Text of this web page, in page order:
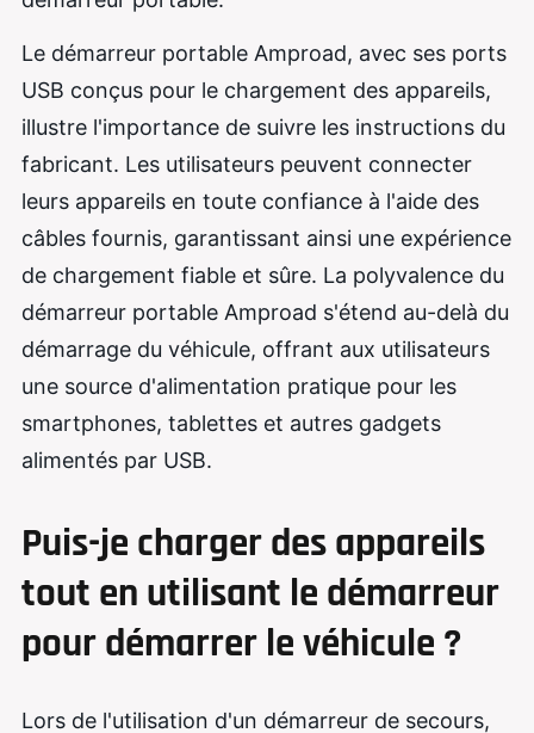
Le démarreur portable Amproad, avec ses ports
USB conçus pour le chargement des appareils,
illustre l'importance de suivre les instructions du
fabricant. Les utilisateurs peuvent connecter
leurs appareils en toute confiance à l'aide des
câbles fournis, garantissant ainsi une expérience
de chargement fiable et sûre. La polyvalence du
démarreur portable Amproad s'étend au-delà du
démarrage du véhicule, offrant aux utilisateurs
une source d'alimentation pratique pour les
smartphones, tablettes et autres gadgets
alimentés par USB.
Puis-je charger des appareils
tout en utilisant le démarreur
pour démarrer le véhicule ?
Lors de l'utilisation d'un démarreur de secours,